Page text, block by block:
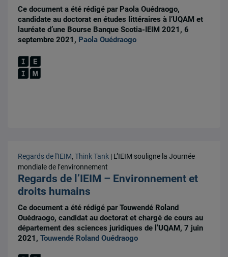
Ce document a été rédigé par Paola Ouédraogo,
candidate au doctorat en études littéraires à l’UQAM et
lauréate d’une Bourse Banque Scotia-IEIM 2021, 6
septembre 2021, Paola Ouédraogo
Regards de l'IEIM,Think Tank | L’IEIM souligne la Journée
mondiale de l’environnement
Regards de l’IEIM – Environnement et
droits humains
Ce document a été rédigé par Touwendé Roland
Ouédraogo, candidat au doctorat et chargé de cours au
département des sciences juridiques de l’UQAM, 7 juin
2021,Touwendé Roland Ouédraogo